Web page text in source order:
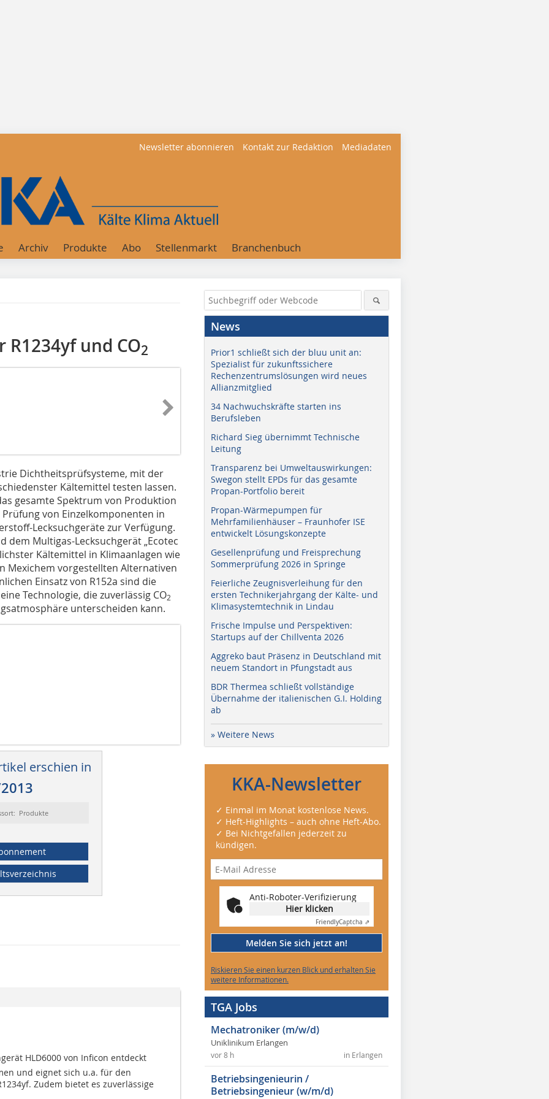
Newsletter abonnieren Kontakt zur Redaktion Mediadaten
Archiv Produkte Abo Stellenmarkt Branchenbuch
und CO2
Dichtheitsprüfsysteme, mit der
Kältemittel testen lassen.
gesamte Spektrum von Produktion
von Einzelkomponenten in
Lecksuchgeräte zur Verfügung.
dem Multigas-Lecksuchgerät „Ecotec
Kältemittel in Klimaanlagen wie
Mexichem vorgestellten Alternativen
Einsatz von R152a sind die
Technologie, die zuverlässig CO2
unterscheiden kann.
erschien in
Produkte
HLD6000 von Inficon entdeckt
und eignet sich u.a. für den
Zudem bietet es zuverlässige
News
Prior1 schließt sich der bluu unit an:
Spezialist für zukunftssichere
Rechenzentrumslösungen wird neues
Allianzmitglied
34 Nachwuchskräfte starten ins
Berufsleben
Richard Sieg übernimmt Technische
Leitung
Transparenz bei Umweltauswirkungen:
Swegon stellt EPDs für das gesamte
Propan-Portfolio bereit
Propan-Wärmepumpen für
Mehrfamilienhäuser – Fraunhofer ISE
entwickelt Lösungskonzepte
Gesellenprüfung und Freisprechung
Sommerprüfung 2026 in Springe
Feierliche Zeugnisverleihung für den
ersten Technikerjahrgang der Kälte- und
Klimasystemtechnik in Lindau
Frische Impulse und Perspektiven:
Startups auf der Chillventa 2026
Aggreko baut Präsenz in Deutschland mit
neuem Standort in Pfungstadt aus
BDR Thermea schließt vollständige
Übernahme der italienischen G.I. Holding
ab
» Weitere News
KKA-Newsletter
✓ Einmal im Monat kostenlose News.
✓ Heft-Highlights – auch ohne Heft-Abo.
✓ Bei Nichtgefallen jederzeit zu
kündigen.
Anti-Roboter-Verifizierung
Hier klicken
FriendlyCaptcha ⇗
Melden Sie sich jetzt an!
Riskieren Sie einen kurzen Blick und erhalten Sie
weitere Informationen.
TGA Jobs
Mechatroniker (m/w/d)
Uniklinikum Erlangen
in Erlangen
vor 8 h
Betriebsingenieurin /
Betriebsingenieur (w/m/d)